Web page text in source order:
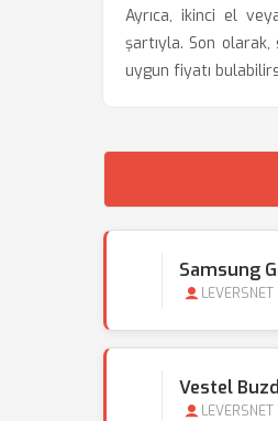
Ayrıca, ikinci el
şartıyla. Son
uygun fiyatı
Samsung
LEVERSNET
Vestel
LEVERSNET